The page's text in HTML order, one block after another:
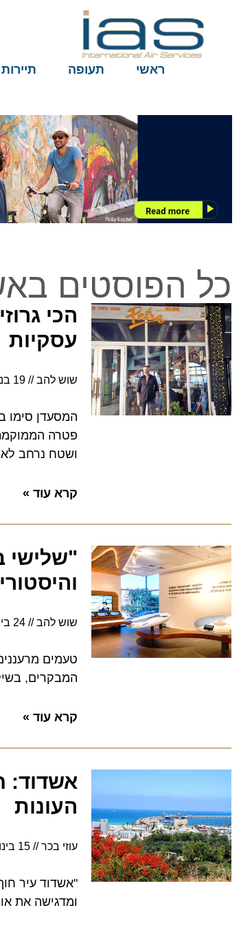
ראשי תעופה תיירות
כל הפוסטים
הכי
עסקיות
שוש להב 19 בנובמבר 2024
המסעדן סימו בן
פטרה הממוקמת
ושטח נרחב
קרא עוד »
"שלישי
והיסטוריה
שוש להב 24 ביולי 2024
טעמים מרעננים
המבקרים, בשילוב
קרא עוד »
אשדוד:
העונות
עוזי בכר 15 בינואר 2023
"אשדוד עיר חוף
ומדגישה את